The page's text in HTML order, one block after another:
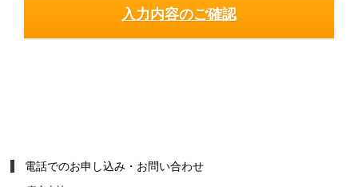
電話でのお申し込み・お問い合わせ